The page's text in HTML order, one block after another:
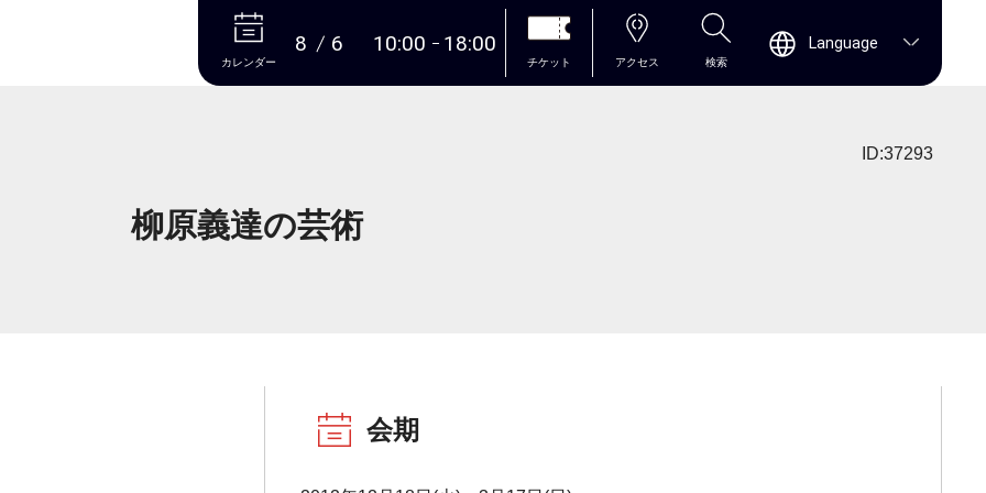
本文へ
カレンダー
8 6 10:00 18:00
チケット アクセス 検索
Language
ID:37293
柳原義達の芸術
会期